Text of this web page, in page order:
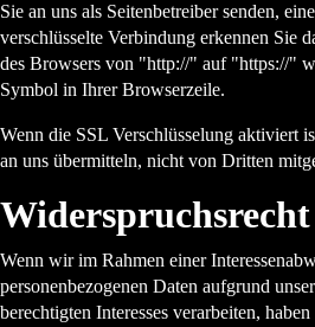
Sie an uns als Seitenbetreiber senden,
verschlüsselte Verbindung erkennen Sie
des Browsers von "http://" auf "https://"
Symbol in Ihrer Browserzeile.
Wenn die SSL Verschlüsselung aktiviert
an uns übermitteln, nicht von Dritten
Widerspruchsrecht
Wenn wir im Rahmen einer
personenbezogenen Daten aufgrund
berechtigten Interesses verarbeiten,